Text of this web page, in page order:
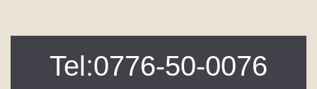
Tel:0776-50-0076